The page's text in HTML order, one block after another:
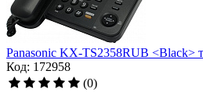
Panasonic KX-TS2358RUB <Black>
Код: 172958
(0)